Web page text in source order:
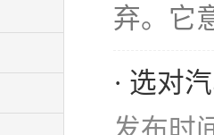
弃。它
· 选对